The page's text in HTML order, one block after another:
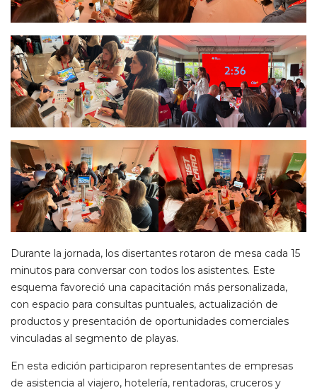
Durante la jornada, los disertantes rotaron de mesa cada 15
minutos para conversar con todos los asistentes. Este
esquema favoreció una capacitación más personalizada,
con espacio para consultas puntuales, actualización de
productos y presentación de oportunidades comerciales
vinculadas al segmento de playas.
En esta edición participaron representantes de empresas
de asistencia al viajero, hotelería, rentadoras, cruceros y